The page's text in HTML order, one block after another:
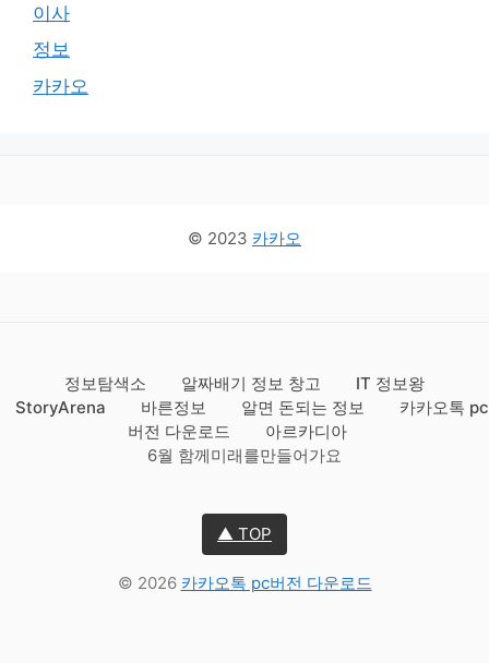
이사
정보
카카오
© 2023 카카오
정보탐색소 알짜배기 정보 창고
IT 정보왕
StoryArena
바른정보 알면 돈되는 정보
카카오톡 pc
버전 다운로드
아르카디아
6월 함께미래를만들어가요
▲ TOP
© 2026 카카오톡 pc버전 다운로드